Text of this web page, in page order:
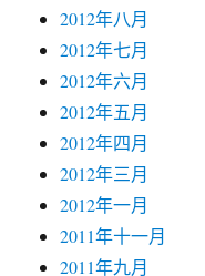
2012年八月
2012年七月
2012年六月
2012年五月
2012年四月
2012年三月
2012年一月
2011年十一月
2011年九月